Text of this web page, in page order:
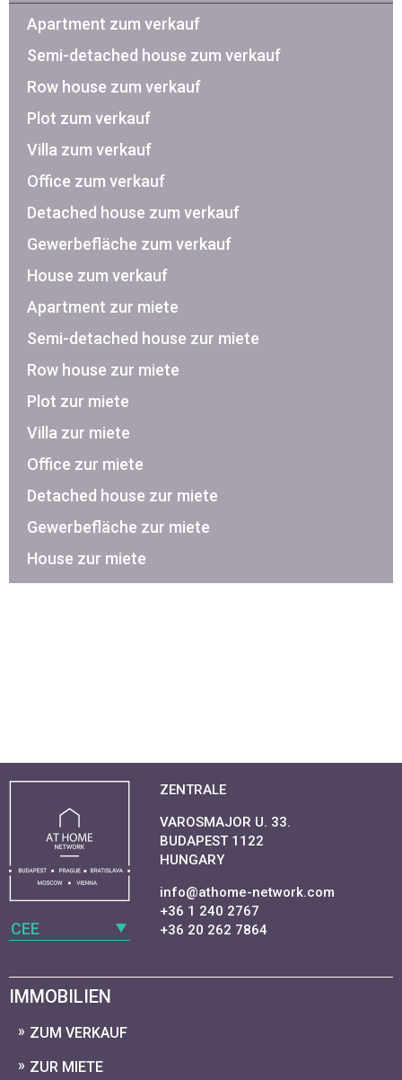
Apartment zum verkauf
Semi-detached house zum verkauf
Row house zum verkauf
Plot zum verkauf
Villa zum verkauf
Office zum verkauf
Detached house zum verkauf
Gewerbefläche zum verkauf
House zum verkauf
Apartment zur miete
Semi-detached house zur miete
Row house zur miete
Plot zur miete
Villa zur miete
Office zur miete
Detached house zur miete
Gewerbefläche zur miete
House zur miete
CEE
ZENTRALE
VAROSMAJOR U. 33.
BUDAPEST 1122
HUNGARY
info@athome-network.com
+36 1 240 2767
+36 20 262 7864
IMMOBILIEN
ZUM VERKAUF
ZUR MIETE